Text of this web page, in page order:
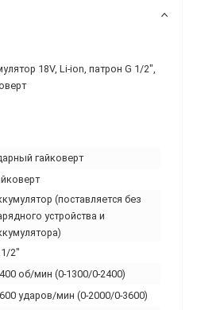
18V, Li-ion, патрон G 1/2",
гайковерт
(поставляется без
устройства и
2"
об/мин (0-1300/0-2400)
ударов/мин (0-2000/0-3600)